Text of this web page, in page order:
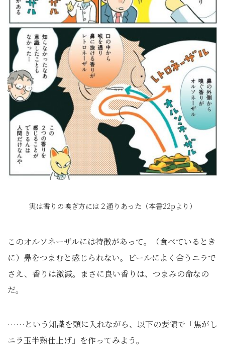
実は香りの嗅ぎ方には２通りあった（本書22pより）
このオルソネーザルには特徴があって。（食べているとき
に）鼻をつまむと感じられない。ビールによく合うニラで
さえ、香りは激減。まさに良い香りは、つまみの命なの
だ。
……という知識を頭に入れながら、以下の要領で「焦がし
ニラ玉半熟仕上げ」を作ってみよう。